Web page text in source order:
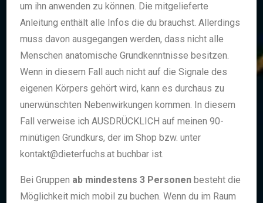
um ihn anwenden zu können. Die mitgelieferte
Anleitung enthält alle Infos die du brauchst. Allerdings
muss davon ausgegangen werden, dass nicht alle
Menschen anatomische Grundkenntnisse besitzen.
Wenn in diesem Fall auch nicht auf die Signale des
eigenen Körpers gehört wird, kann es durchaus zu
unerwünschten Nebenwirkungen kommen. In diesem
Fall verweise ich AUSDRÜCKLICH auf meinen 90-
minütigen Grundkurs, der im Shop bzw. unter
kontakt@dieterfuchs.at buchbar ist.
Bei Gruppen ab mindestens 3 Personenbesteht die
Möglichkeit mich mobil zu buchen. Wenn du im Raum